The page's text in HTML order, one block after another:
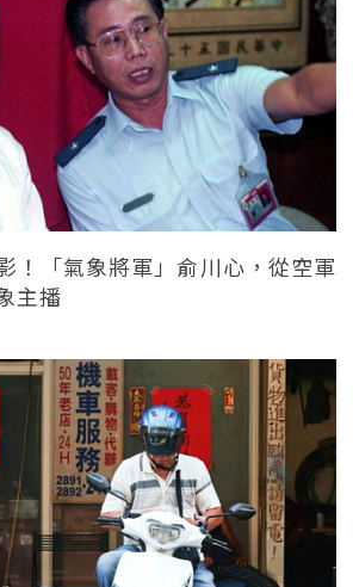
！「氣象將軍」俞川心，從空軍
主播